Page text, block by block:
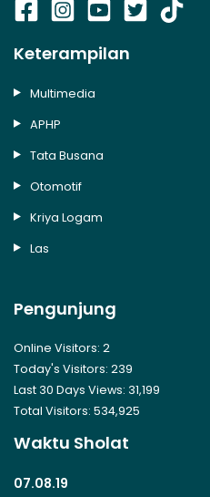
Keterampilan
Multimedia
APHP
Tata Busana
Otomotif
Kriya Logam
Las
Pengunjung
Online Visitors: 2
Today's Visitors: 239
Last 30 Days Views: 31,199
Total Visitors: 534,925
Waktu Sholat
07.08.20